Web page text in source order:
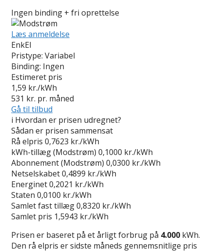
Ingen binding + fri oprettelse
Læs anmeldelse
EnkEl
Pristype: Variabel
Binding: Ingen
Estimeret pris
1,59 kr./kWh
531 kr. pr. måned
Gå til tilbud
i Hvordan er prisen udregnet?
Sådan er prisen sammensat
Rå elpris 0,7623 kr./kWh
kWh-tillæg (Modstrøm) 0,1000 kr./kWh
Abonnement (Modstrøm) 0,0300 kr./kWh
Netselskabet0,4899 kr./kWh
Energinet0,2021 kr./kWh
Staten 0,0100 kr./kWh
Samlet fast tillæg0,8320 kr./kWh
Samlet pris 1,5943 kr./kWh
Prisen er baseret på et årligt forbrug på 4.000 kWh.
Den rå elpris er sidste måneds gennemsnitlige pris